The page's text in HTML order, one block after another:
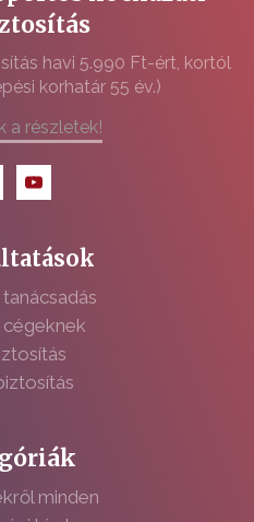
havi 5.990 Ft-ért, kortól
korhatár 55 év.)
a részletek!
minden